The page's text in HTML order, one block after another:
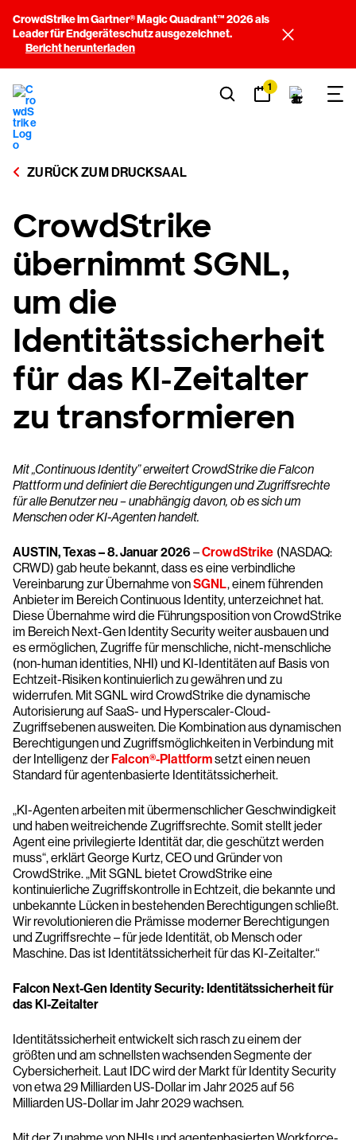
CrowdStrike im Gartner® Magic Quadrant™ 2026 als
Leader für Endgeräteschutz ausgezeichnet.
Bericht herunterladen
1
ZURÜCK ZUM DRUCKSAAL
CrowdStrike
übernimmt SGNL,
um die
Identitätssicherheit
für das KI-Zeitalter
zu transformieren
Mit „Continuous Identity” erweitert CrowdStrike die Falcon
Plattform und definiert die Berechtigungen und Zugriffsrechte
für alle Benutzer neu – unabhängig davon, ob es sich um
Menschen oder KI-Agenten handelt.
AUSTIN, Texas – 8. Januar 2026 –CrowdStrike (NASDAQ:
CRWD) gab heute bekannt, dass es eine verbindliche
Vereinbarung zur Übernahme vonSGNL, einem führenden
Anbieter im Bereich Continuous Identity, unterzeichnet hat.
Diese Übernahme wird die Führungsposition von CrowdStrike
im Bereich Next-Gen Identity Security weiter ausbauen und
es ermöglichen, Zugriffe für menschliche, nicht-menschliche
(non-human identities, NHI) und KI-Identitäten auf Basis von
Echtzeit-Risiken kontinuierlich zu gewähren und zu
widerrufen. Mit SGNL wird CrowdStrike die dynamische
Autorisierung auf SaaS- und Hyperscaler-Cloud-
Zugriffsebenen ausweiten. Die Kombination aus dynamischen
Berechtigungen und Zugriffsmöglichkeiten in Verbindung mit
der Intelligenz derFalcon®-Plattformsetzt einen neuen
Standard für agentenbasierte Identitätssicherheit.
„KI-Agenten arbeiten mit übermenschlicher Geschwindigkeit
und haben weitreichende Zugriffsrechte. Somit stellt jeder
Agent eine privilegierte Identität dar, die geschützt werden
muss“, erklärt George Kurtz, CEO und Gründer von
CrowdStrike. „Mit SGNL bietet CrowdStrike eine
kontinuierliche Zugriffskontrolle in Echtzeit, die bekannte und
unbekannte Lücken in bestehenden Berechtigungen schließt.
Wir revolutionieren die Prämisse moderner Berechtigungen
und Zugriffsrechte – für jede Identität, ob Mensch oder
Maschine. Das ist Identitätssicherheit für das KI-Zeitalter.“
Falcon Next-Gen Identity Security: Identitätssicherheit für
das KI-Zeitalter
Identitätssicherheit entwickelt sich rasch zu einem der
größten und am schnellsten wachsenden Segmente der
Cybersicherheit. Laut IDC wird der Markt für Identity Security
von etwa 29 Milliarden US-Dollar im Jahr 2025 auf 56
Milliarden US-Dollar im Jahr 2029 wachsen.